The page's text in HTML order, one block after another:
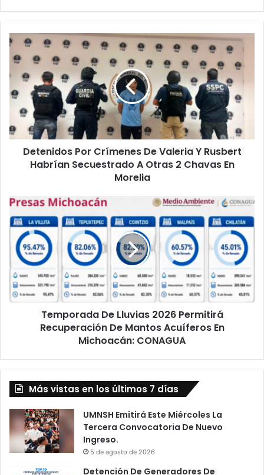
Detenidos
Crímenes
De
Valeria
Y
Rusbert
Habrían
Secuestrado
En
Detenidos Por Crímenes De Valeria Y Rusbert
Habrían Secuestrado A Otras 2 Chavas En
Morelia
Temporada
De
Lluvias
2026
Permitirá
Recuperación
De
Mantos
Acuíferos
Michoacán:
Temporada De Lluvias 2026 Permitirá
Recuperación De Mantos Acuíferos En
Michoacán: CONAGUA
Más vistas en los últimos 7 días
UMNSH Emitirá Este Miércoles La
Tercera Convocatoria De Nuevo
Ingreso.
5 de agosto de 2026
Detención De Generadores De